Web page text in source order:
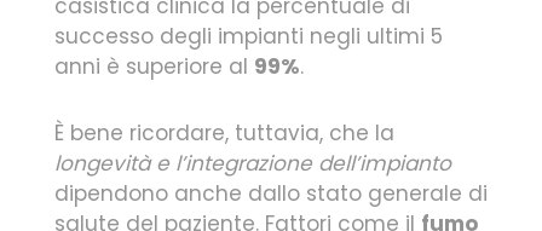
successo degli impianti negli ultimi 5
anni è superiore al 99%.
È bene ricordare, tuttavia, che la
longevità e l’integrazione dell’impianto
dipendono anche dallo stato generale di
salute del paziente. Fattori come il fumo